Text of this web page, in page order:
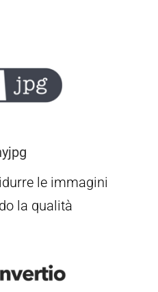
le immagini
la qualità